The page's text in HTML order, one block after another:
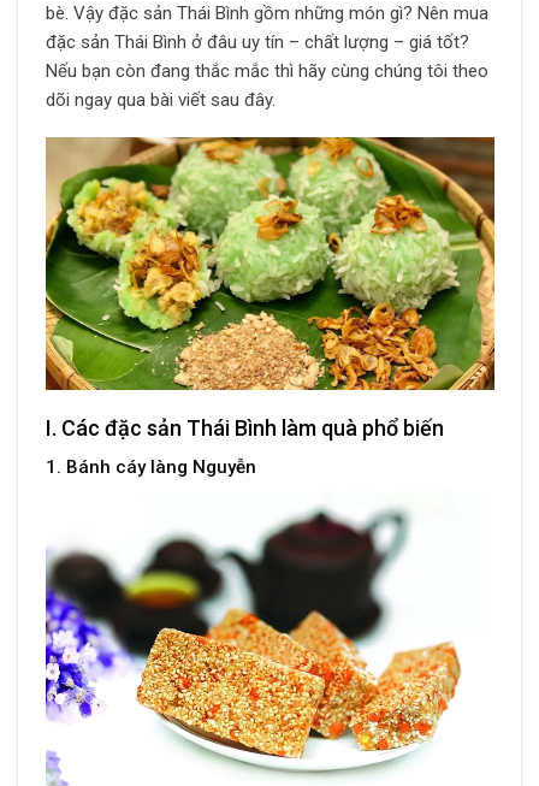
bè. Vậy đặc sản Thái Bình gồm những món gì? Nên mua
đặc sản Thái Bình ở đâu uy tín – chất lượng – giá tốt?
Nếu bạn còn đang thắc mắc thì hãy cùng chúng tôi theo
dõi ngay qua bài viết sau đây.
I. Các đặc sản Thái Bình làm quà phổ biến
1. Bánh cáy làng Nguyễn